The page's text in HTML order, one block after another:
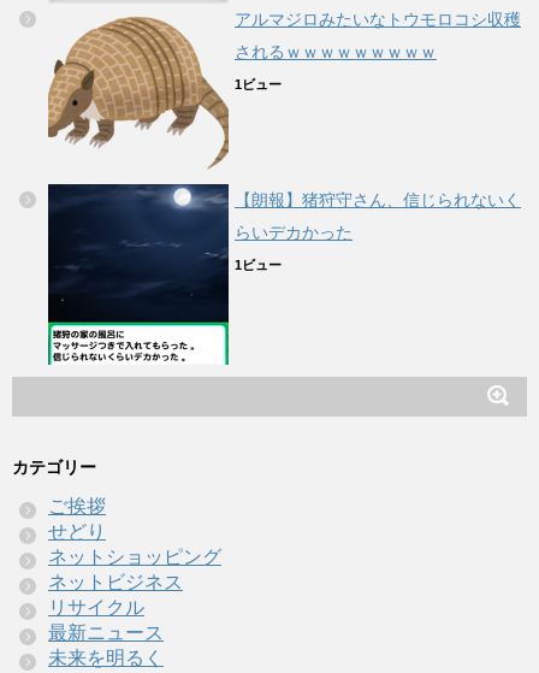
アルマジロみたいなトウモロコシ収穫
されるｗｗｗｗｗｗｗｗｗ
1ビュー
【朗報】猪狩守さん、信じられないく
らいデカかった
1ビュー
カテゴリー
ご挨拶
せどり
ネットショッピング
ネットビジネス
リサイクル
最新ニュース
未来を明るく